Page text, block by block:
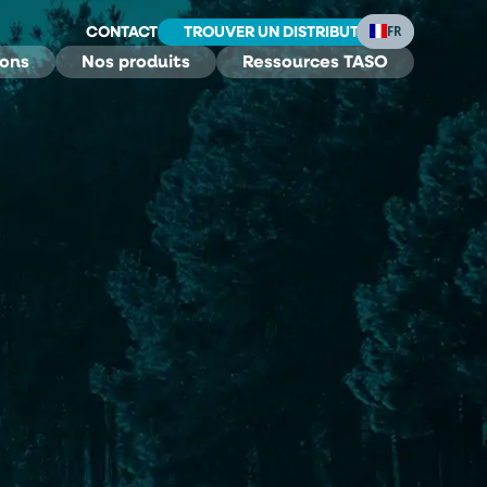
CONTACT TROUVER UN DISTRIBUTEUR
Nos produits Ressources TASO
FR